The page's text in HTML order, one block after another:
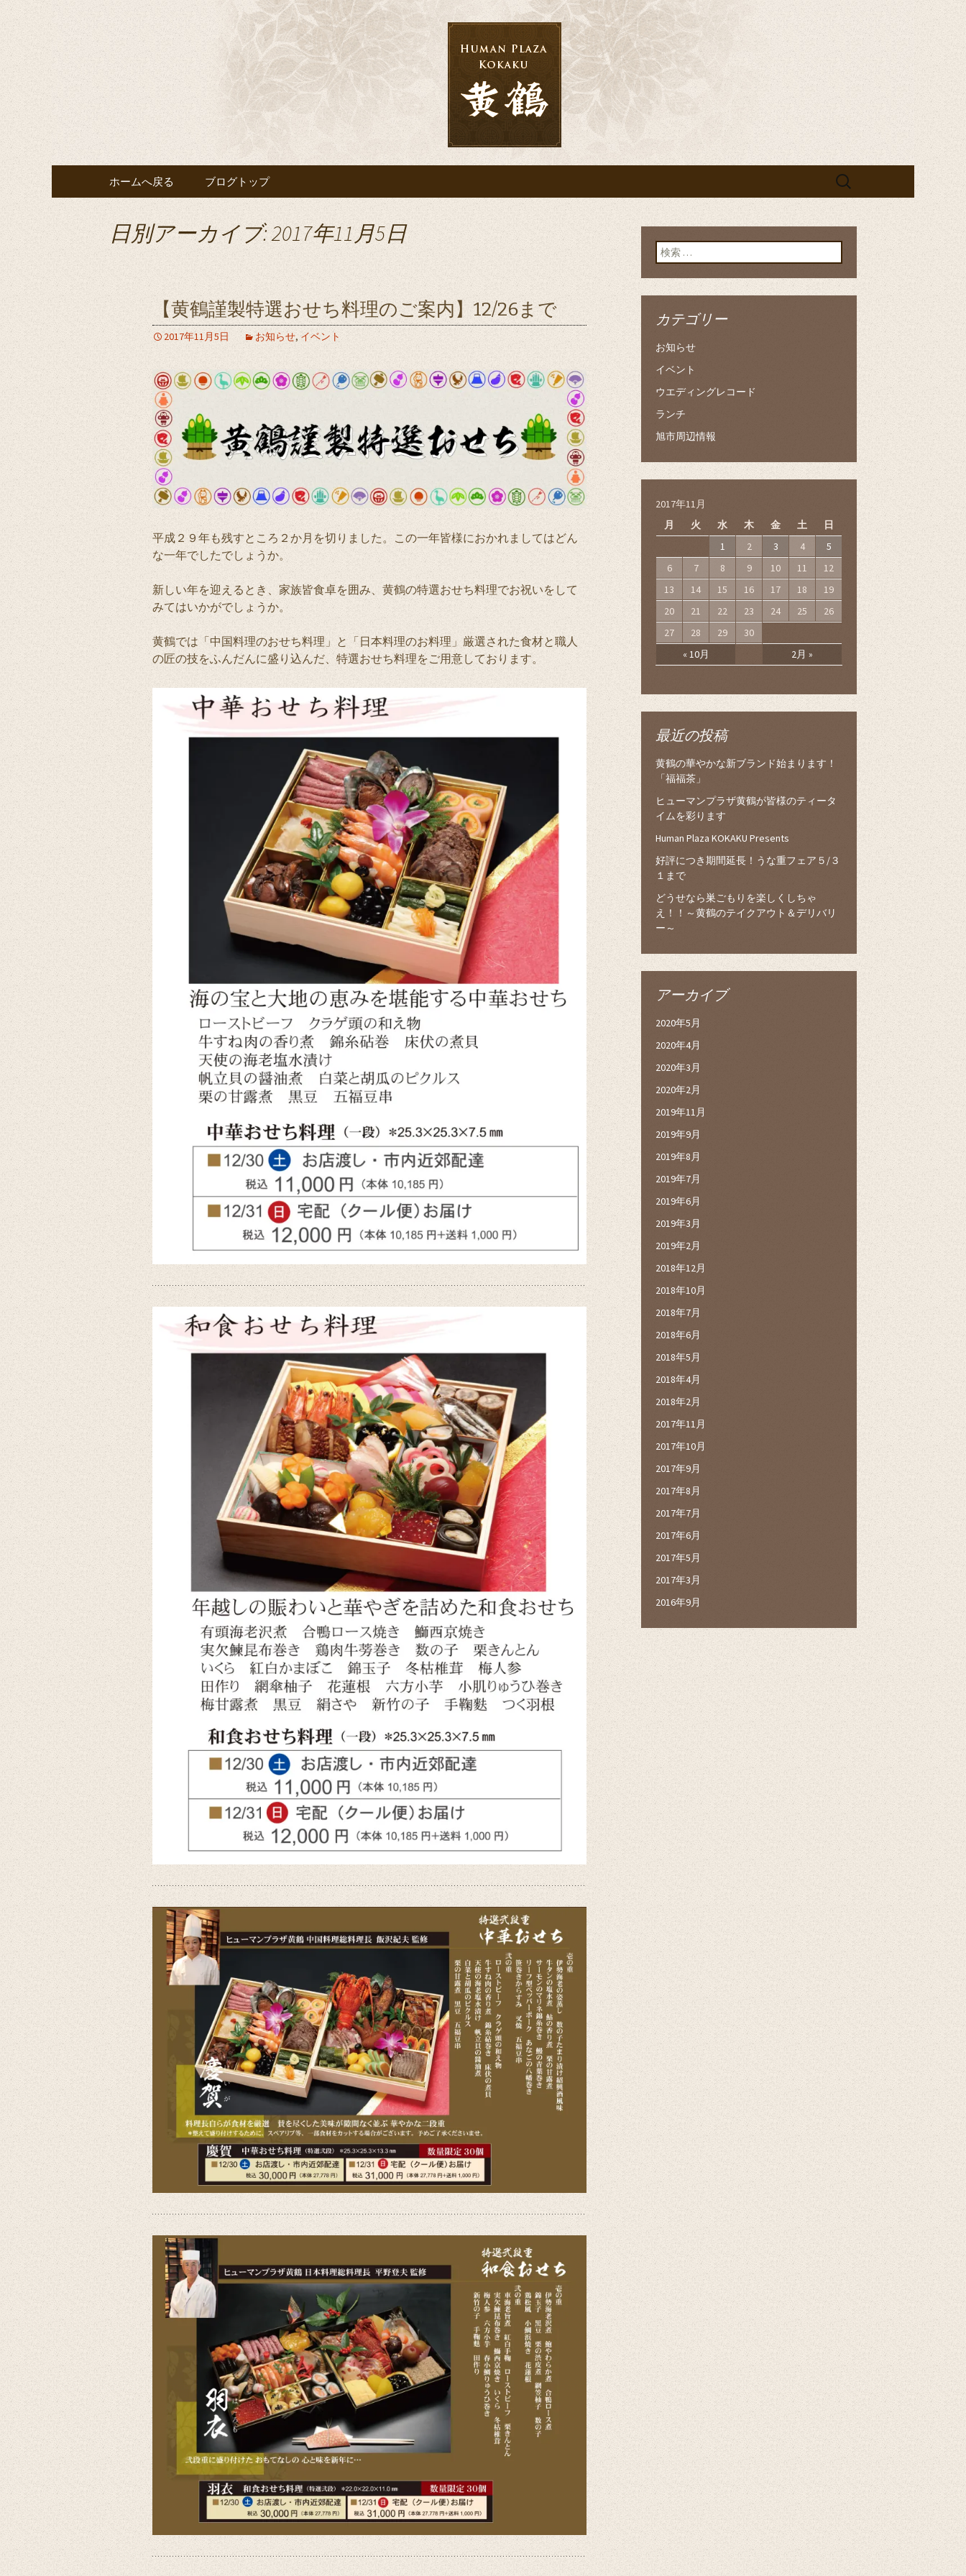
千葉の宴会・結婚式・披露宴なら「黄
鶴」へ
千葉の宴会・結婚式・披露宴なら「黄鶴」へ
コンテンツへ移動
ホームへ戻る ブログトップ
検
日別アーカイブ: 2017年11月5日
【黄鶴謹製特選おせち料理のご案内】12/26まで
2017年11月5日 お知らせ, イベント
平成２９年も残すところ２か月を切りました。この一年皆様におかれましてはどん
な一年でしたでしょうか。
新しい年を迎えるとき、家族皆食卓を囲み、黄鶴の特選おせち料理でお祝いをして
みてはいかがでしょうか。
黄鶴では「中国料理のおせち料理」と「日本料理のお料理」厳選された食材と職人
の匠の技をふんだんに盛り込んだ、特選おせち料理をご用意しております。
検索:
カテゴリー
お知らせ
イベント
ウエディングレコード
ランチ
旭市周辺情報
2017年11月
月
火 水 木 金 土 日
« 10月 2月 »
1 2 3 4
5
6
7 8 9 10 11
12
13
14 15 16 17 18
19
20
21 22 23 24 25
26
27
28 29 30
最近の投稿
黄鶴の華やかな新ブランド始まります！
「福福茶」
ヒューマンプラザ黄鶴が皆様のティータ
イムを彩ります
Human Plaza KOKAKU Presents
好評につき期間延長！うな重フェア５/３
１まで
どうせなら巣ごもりを楽しくしちゃ
え！！～黄鶴のテイクアウト＆デリバリ
ー～
アーカイブ
2020年5月
2020年4月
2020年3月
2020年2月
2019年11月
2019年9月
2019年8月
2019年7月
2019年6月
2019年3月
2019年2月
2018年12月
2018年10月
2018年7月
2018年6月
2018年5月
2018年4月
2018年2月
2017年11月
2017年10月
2017年9月
2017年8月
2017年7月
2017年6月
2017年5月
2017年3月
2016年9月